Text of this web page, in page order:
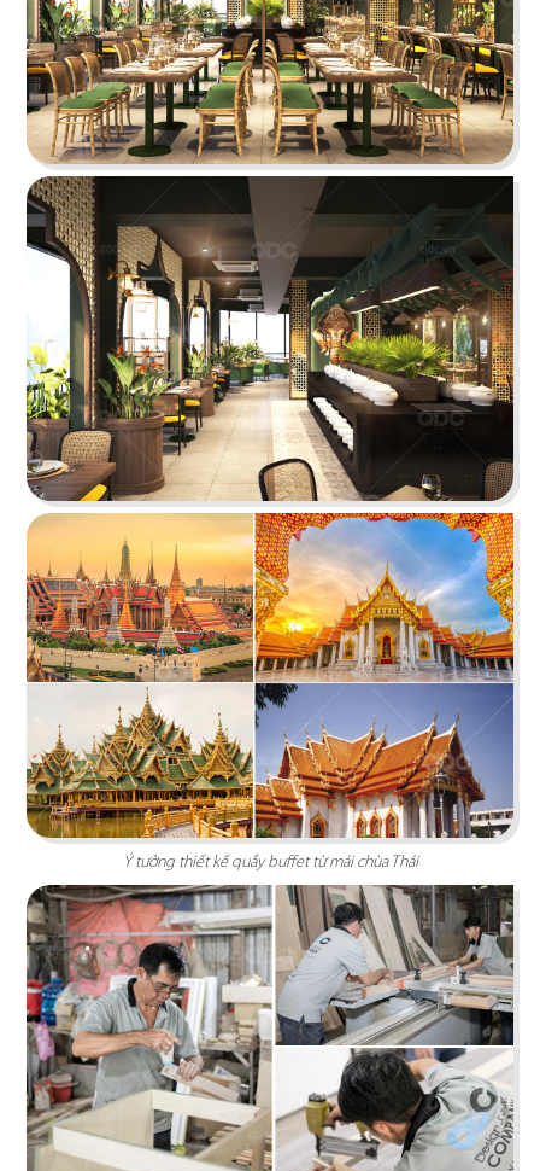
KATINAT WATERBUS
Dự án được chúng tôi hoàn thiện gấp rút trong 35
ngày, mang đến một không gian thưởng thức
cafe - trà sữa ấn tượng
Chi tiết
BẮC KIM THANG
Nhà hàng Bắc Kim Thang được thiết kế theo
phong cách Việt Nam dân gian đương đại...
Chi tiết
PHÊ LA
Dự án mới nhất của chúng tôi, Phê La - Biên Hòa
Ý tưởng thiết kế quầy buffet từ mái chùa Thái